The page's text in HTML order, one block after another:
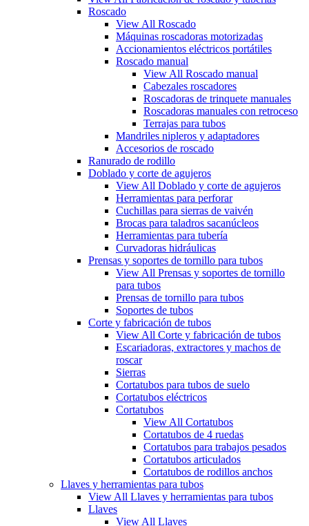
Roscado
View All Roscado
Máquinas roscadoras motorizadas
Accionamientos eléctricos portátiles
Roscado manual
View All Roscado manual
Cabezales roscadores
Roscadoras de trinquete manuales
Roscadoras manuales con retroceso
Terrajas para tubos
Mandriles nipleros y adaptadores
Accesorios de roscado
Ranurado de rodillo
Doblado y corte de agujeros
View All Doblado y corte de agujeros
Herramientas para perforar
Cuchillas para sierras de vaivén
Brocas para taladros sacanúcleos
Herramientas para tubería
Curvadoras hidráulicas
Prensas y soportes de tornillo para tubos
View All Prensas y soportes de tornillo
para tubos
Prensas de tornillo para tubos
Soportes de tubos
Corte y fabricación de tubos
View All Corte y fabricación de tubos
Escariadoras, extractores y machos de
roscar
Sierras
Cortatubos para tubos de suelo
Cortatubos eléctricos
Cortatubos
View All Cortatubos
Cortatubos de 4 ruedas
Cortatubos para trabajos pesados
Cortatubos articulados
Cortatubos de rodillos anchos
Llaves y herramientas para tubos
View All Llaves y herramientas para tubos
Llaves
View All Llaves